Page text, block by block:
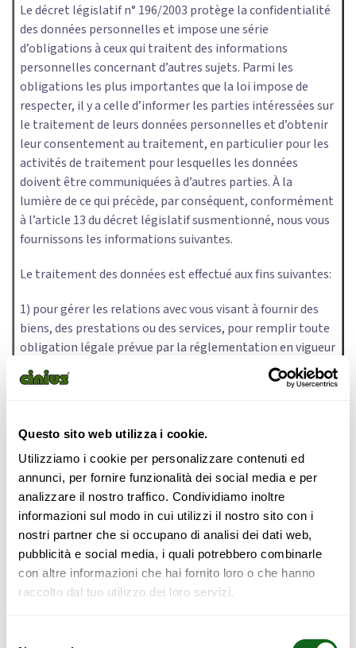
Questo sito web utilizza i cookie.
Utilizziamo i cookie per personalizzare contenuti ed
annunci, per fornire funzionalità dei social media e per
analizzare il nostro traffico. Condividiamo inoltre
informazioni sul modo in cui utilizzi il nostro sito con i
nostri partner che si occupano di analisi dei dati web,
pubblicità e social media, i quali potrebbero combinarle
con altre informazioni che hai fornito loro o che hanno
raccolto dal tuo utilizzo dei loro servizi.
Le décret législatif n° 196/2003 protège la confidentialité
des données personnelles et impose une série
d’obligations à ceux qui traitent des informations
personnelles concernant d’autres sujets. Parmi les
obligations les plus importantes que la loi impose de
respecter, il y a celle d’informer les parties intéressées sur
le traitement de leurs données personnelles et d’obtenir
leur consentement au traitement, en particulier pour les
activités de traitement pour lesquelles les données
doivent être communiquées à d’autres parties. À la
lumière de ce qui précède, par conséquent, conformément
à l’article 13 du décret législatif susmentionné, nous vous
fournissons les informations suivantes.
Le traitement des données est effectué aux fins suivantes:
1) pour gérer les relations avec vous visant à fournir des
biens, des prestations ou des services, pour remplir toute
obligation légale prévue par la réglementation en vigueur
(telles que les obligations administratives, comptables
ou fiscales), ou imposée par les autorités et organismes
nécessaire ou fonctionnel à l’exécution du contrat lui-
même, pour la gestion du crédit et pour les statistiques
comptables ou de vente;
2) pour des initiatives promotionnelles concernant les
biens ou services de notre activité.
3) pour la détection du niveau de satisfaction de la
clientèle quant à la qualité des services fournis,